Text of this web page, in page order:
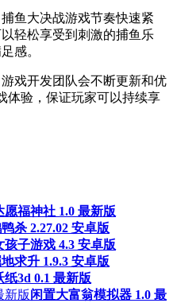
鱼大决战游戏节奏快速紧
轻松享受到刺激的捕鱼乐
感。
戏开发团队会不断更新和优
体验，保证玩家可以持续享
愿福神社 1.0 最新版
杀 2.27.02 安卓版
孩子游戏 4.3 安卓版
求升 1.9.3 安卓版
纸3d 0.1 最新版
闲置大富翁模拟器 1.0 最